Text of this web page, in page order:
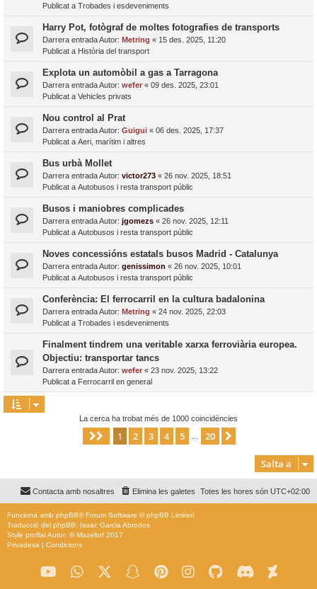
Publicat a Trobades i esdeveniments
Harry Pot, fotògraf de moltes fotografies de transports
Darrera entrada Autor: Metring « 15 des. 2025, 11:20
Publicat a Història del transport
Explota un automòbil a gas a Tarragona
Darrera entrada Autor: wefer « 09 des. 2025, 23:01
Publicat a Vehicles privats
Nou control al Prat
Darrera entrada Autor: Guigui « 06 des. 2025, 17:37
Publicat a Aeri, marítim i altres
Bus urbà Mollet
Darrera entrada Autor: victor273 « 26 nov. 2025, 18:51
Publicat a Autobusos i resta transport públic
Busos i maniobres complicades
Darrera entrada Autor: jgomezs « 26 nov. 2025, 12:11
Publicat a Autobusos i resta transport públic
Noves concessións estatals busos Madrid - Catalunya
Darrera entrada Autor: genissimon « 26 nov. 2025, 10:01
Publicat a Autobusos i resta transport públic
Conferència: El ferrocarril en la cultura badalonina
Darrera entrada Autor: Metring « 24 nov. 2025, 22:03
Publicat a Trobades i esdeveniments
Finalment tindrem una veritable xarxa ferroviària europea.
Objectiu: transportar tancs
Darrera entrada Autor: wefer « 23 nov. 2025, 13:22
Publicat a Ferrocarril en general
La cerca ha trobat més de 1000 coincidències
Pàgina de 20
1 2 3 4 5 20
Salta a
Totes les hores són UTC+02:00
Elimina les galetes
Contacta amb nosaltres
Funciona amb phpBB® Forum Software © phpBB Limited
Traducció del phpBB: Isaac Garcia Abrodos
Style proflatAutor: ©Mazeltof 2017
Privadesa | Condicions